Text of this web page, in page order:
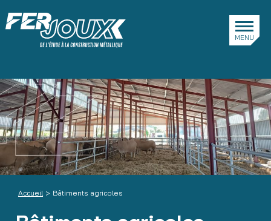
Ferjoux
MENU
Accueil > Bâtiments agricoles